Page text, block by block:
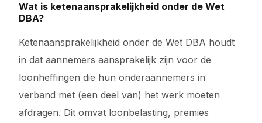
Wat is ketenaansprakelijkheid onder de Wet
DBA?
Ketenaansprakelijkheid onder de Wet DBA houdt
in dat aannemers aansprakelijk zijn voor de
loonheffingen die hun onderaannemers in
verband met (een deel van) het werk moeten
afdragen. Dit omvat loonbelasting, premies